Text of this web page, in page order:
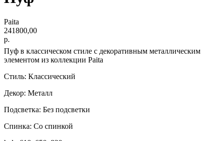
Paita
241800,00
р.
Пуф в классическом стиле с декоративным металлическим
элементом из коллекции Paita
Стиль: Классический
Декор: Металл
Подсветка: Без подсветки
Спинка: Со спинкой